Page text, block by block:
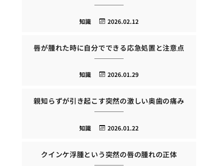
2026.02.12
知識
唇が腫れた時に自分でできる応急処置と注意点
2026.01.29
知識
親知らずが引き起こす突然の激しい奥歯の痛み
2026.01.22
知識
クインケ浮腫という突然の唇の腫れの正体